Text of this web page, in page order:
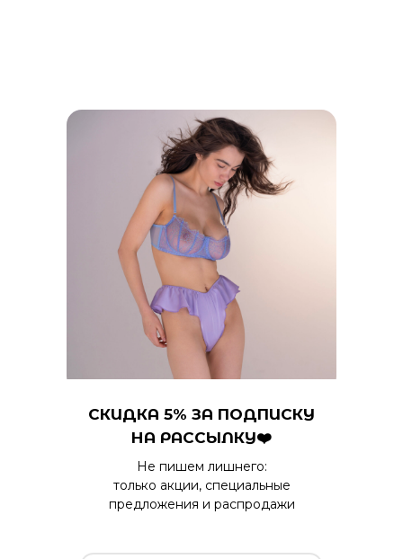
Не пишем лишнего:
только акции, специальные
предложения и распродажи
СКИДКА 5% ЗА ПОДПИСКУ
НА РАССЫЛКУ❤️